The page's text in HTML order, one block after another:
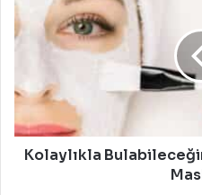
Malzemeler
ile
Maskesi
Kolaylıkla